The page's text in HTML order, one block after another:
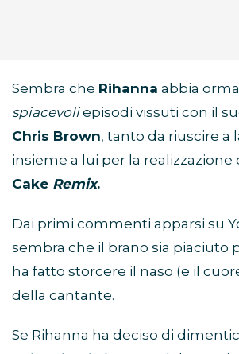
Sembra che Rihanna abbia
spiacevoliepisodi vissuti con il
Chris Brown, tanto da riuscire a
insieme a lui per la realizzazione
Cake Remix.
Dai primi commenti apparsi su
sembra che il brano sia piaciuto
ha fatto storcere il naso (e il
della cantante.
Se Rihanna ha deciso di